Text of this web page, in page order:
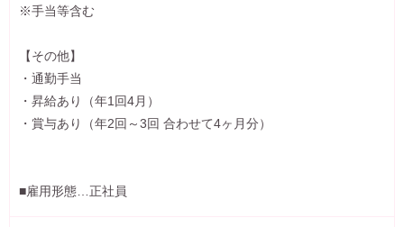
※手当等含む
【その他】
・通勤手当
・昇給あり（年1回4月）
・賞与あり（年2回～3回 合わせて4ヶ月分）
■雇用形態…正社員